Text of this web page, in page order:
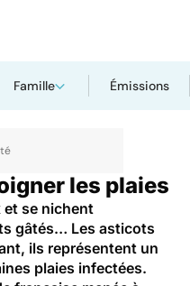
Famille Émissions
les plaies
se nichent
gâtés… Les asticots
ils représentent un
plaies infectées.